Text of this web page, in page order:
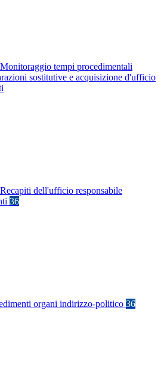
Monitoraggio tempi procedimentali
sostitutive e acquisizione d'ufficio
Recapiti dell'ufficio responsabile
36
organi indirizzo-politico 36